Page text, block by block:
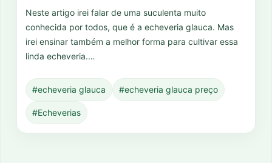
Neste artigo irei falar de uma suculenta muito
conhecida por todos, que é a echeveria glauca. Mas
irei ensinar também a melhor forma para cultivar essa
linda echeveria.…
#echeveria glauca #echeveria glauca preço
#Echeverias